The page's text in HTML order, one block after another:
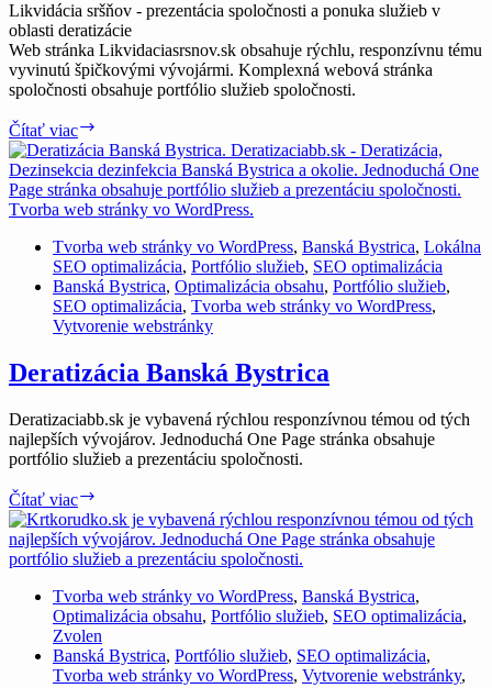
Likvidácia sršňov - prezentácia spoločnosti a ponuka služieb v
oblasti deratizácie
Web stránka Likvidaciasrsnov.sk obsahuje rýchlu, responzívnu tému
vyvinutú špičkovými vývojármi. Komplexná webová stránka
spoločnosti obsahuje portfólio služieb spoločnosti.
Čítať viac
sršňov
Tvorba web stránky vo WordPress, Banská Bystrica, Lokálna
SEO optimalizácia, Portfólio služieb, SEO optimalizácia
Banská Bystrica, Optimalizácia obsahu, Portfólio služieb,
SEO optimalizácia, Tvorba web stránky vo WordPress,
Vytvorenie webstránky
Deratizácia Banská Bystrica
Deratizaciabb.sk je vybavená rýchlou responzívnou témou od tých
najlepších vývojárov. Jednoduchá One Page stránka obsahuje
portfólio služieb a prezentáciu spoločnosti.
Čítať viac
Banská
Bystrica
Tvorba web stránky vo WordPress, Banská Bystrica,
Optimalizácia obsahu, Portfólio služieb, SEO optimalizácia,
Zvolen
Banská Bystrica, Portfólio služieb, SEO optimalizácia,
Tvorba web stránky vo WordPress, Vytvorenie webstránky,